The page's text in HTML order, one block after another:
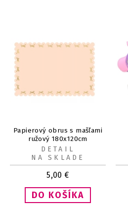
Papierový obrus s mašľami
ružový 180x120cm
5,00 €
DETAIL
NA SKLADE